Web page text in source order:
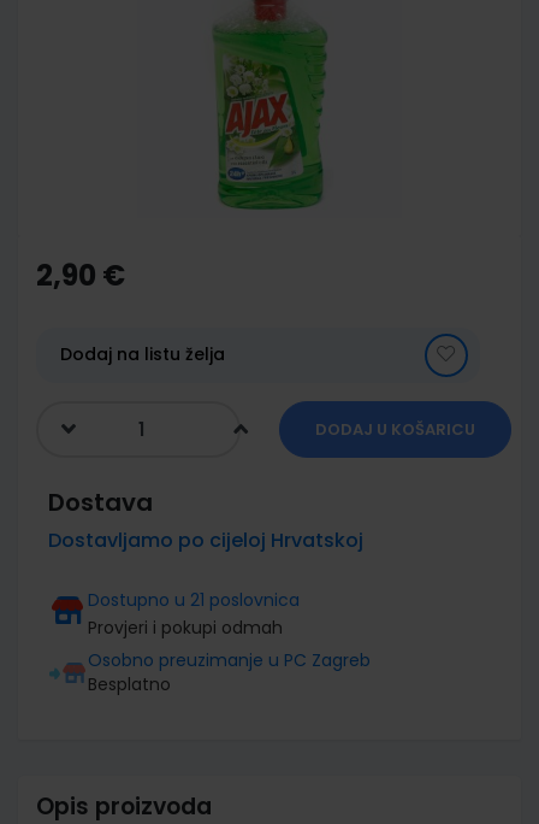
the
beginning
gallery
2,90 €
Dodaj na listu želja
DODAJ U KOŠARICU
Dostava
Dostavljamo po cijeloj Hrvatskoj
Dostupno u 21 poslovnica
Provjeri i pokupi odmah
Osobno preuzimanje u PC Zagreb
Besplatno
Opis proizvoda